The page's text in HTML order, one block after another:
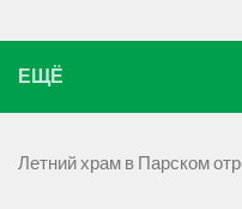
ЕЩЁ
Летний храм в Парском